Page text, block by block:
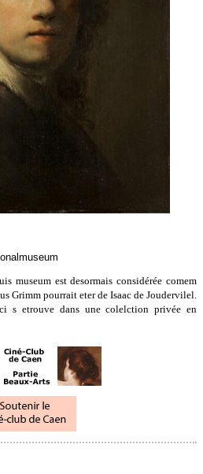
museum est desormais considérée comem
Grimm pourrait eter de Isaac de Joudervilel.
s etrouve dans une colelction privée en